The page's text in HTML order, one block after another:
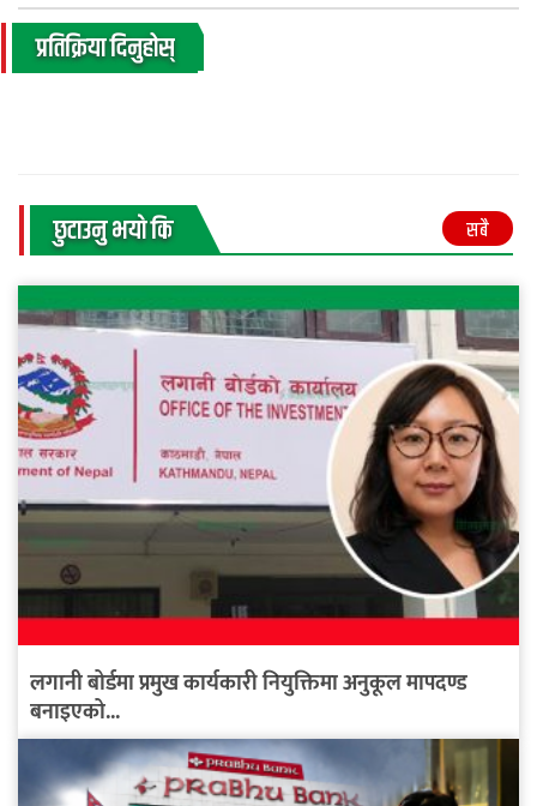
प्रतिक्रिया दिनुहोस्
छुटाउनु भयाे कि सबै
लगानी बोर्डमा प्रमुख कार्यकारी नियुक्तिमा अनुकूल मापदण्ड
बनाइएको...